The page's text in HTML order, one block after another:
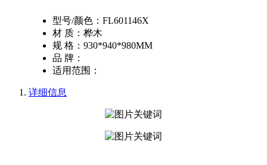
型号/颜色： FL601146X
材 质： 桦木
规 格： 930*940*980MM
品 牌：
适用范围：
详细信息